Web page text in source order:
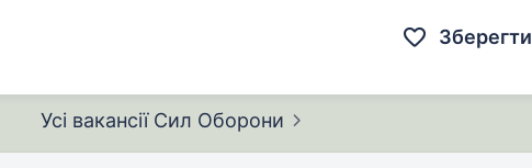
Зберегти
Усі вакансії Сил Оборони